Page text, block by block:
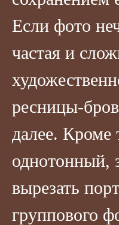
Если фото
частая и
ресницы-
далее. Кроме
однотонный,
вырезать
группового